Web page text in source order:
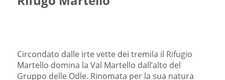
Circondato dalle irte vette dei tremila il Rifugio
Martello domina la Val Martello dall’alto del
Gruppo delle Odle. Rinomata per la sua natura